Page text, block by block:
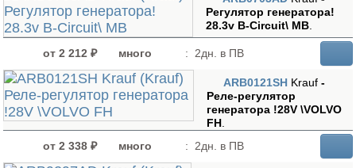
Регулятор генератора!
28.3v B-Circuit\ MB.
от 2 212 ₽ много : 2дн. в ПВ
ARB0121SH Krauf -
Реле-регулятор
генератора !28V \VOLVO
FH.
от 2 338 ₽
много : 2дн. в ПВ